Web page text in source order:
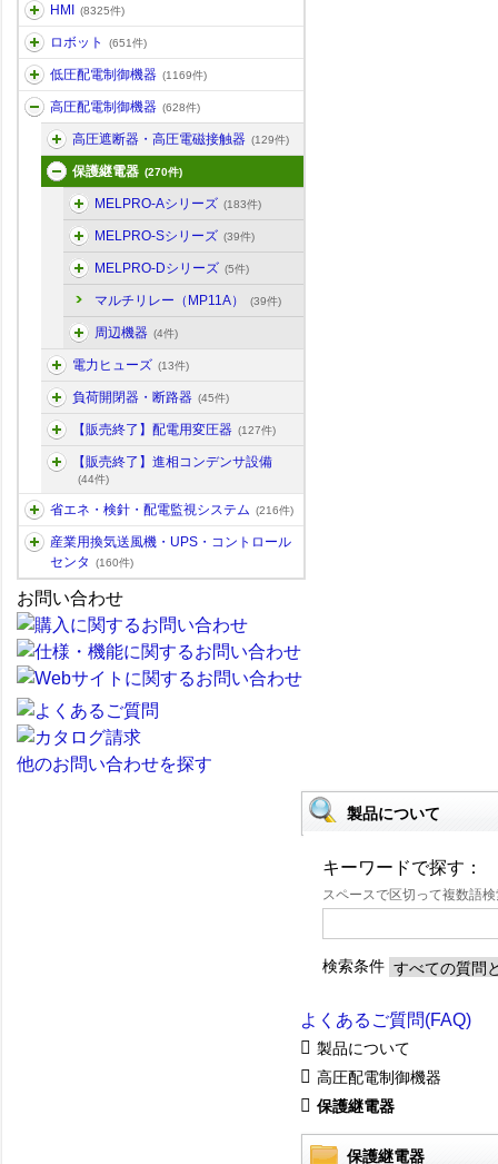
HMI (8325件)
ロボット (651件)
低圧配電制御機器 (1169件)
高圧配電制御機器 (628件)
高圧遮断器・高圧電磁接触器 (129件)
保護継電器 (270件)
MELPRO-Aシリーズ (183件)
MELPRO-Sシリーズ (39件)
MELPRO-Dシリーズ (5件)
マルチリレー（MP11A） (39件)
周辺機器 (4件)
電力ヒューズ (13件)
負荷開閉器・断路器 (45件)
【販売終了】配電用変圧器 (127件)
【販売終了】進相コンデンサ設備
(44件)
省エネ・検針・配電監視システム (216件)
産業用換気送風機・UPS・コントロール
センタ
(160件)
お問い合わせ
他のお問い合わせを探す
製品について
キーワードで探す：
スペースで区切って複数語
検索条件
よくあるご質問(FAQ)
製品について
高圧配電制御機器
保護継電器
保護継電器